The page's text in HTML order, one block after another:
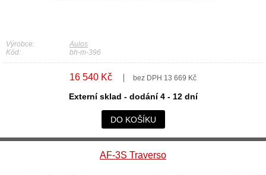
Výrobce:
Aulos
Kód:
bh-m-396
16 540 Kč bez DPH 13 669 Kč
Externí sklad - dodání 4 - 12 dní
DO KOŠÍKU
AF-3S Traverso